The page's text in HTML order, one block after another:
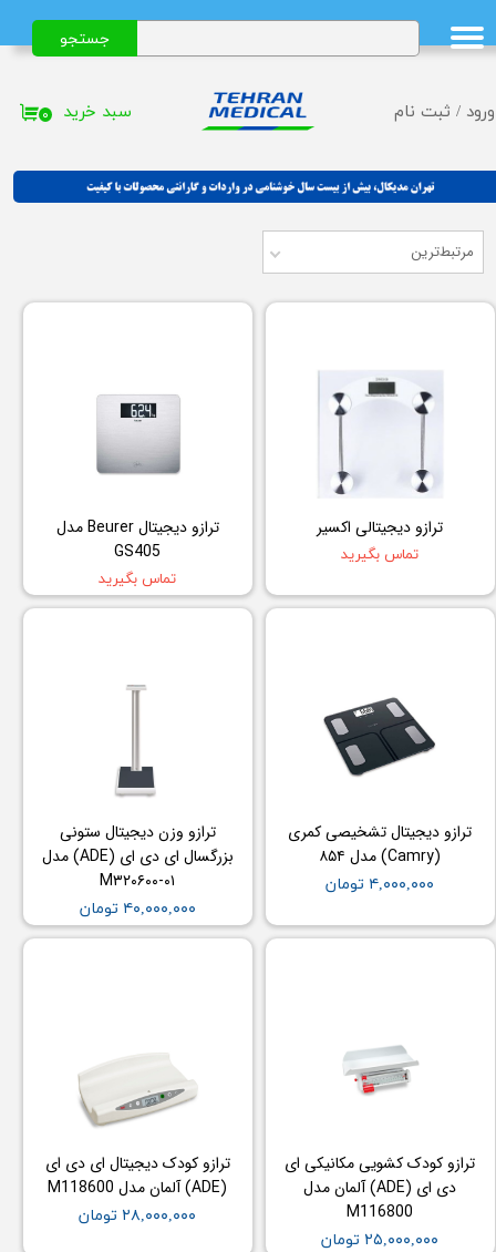
ورود / ثبت نام
حساب کاربری من
تغییر گذر واژه
خروج از حساب کاربری
جستجو
۰ سبد خرید
مرتبط‌ترین
ترازو دیجیتالی اکسیر
تماس بگیرید
ترازو دیجیتال Beurer مدل
GS405
تماس بگیرید
ترازو دیجیتال تشخیصی کمری
(Camry) مدل ۸۵۴
۴,۰۰۰,۰۰۰ تومان
ترازو وزن دیجیتال ستونی
بزرگسال ای دی ای (ADE) مدل
۴۰,۰۰۰,۰۰۰ تومان
ترازو کودک کشویی مکانیکی ای
دی ای (ADE) آلمان مدل
M116800
۲۵,۰۰۰,۰۰۰ تومان
ترازو کودک دیجیتال ای دی ای
(ADE) آلمان مدل M118600
۲۸,۰۰۰,۰۰۰ تومان